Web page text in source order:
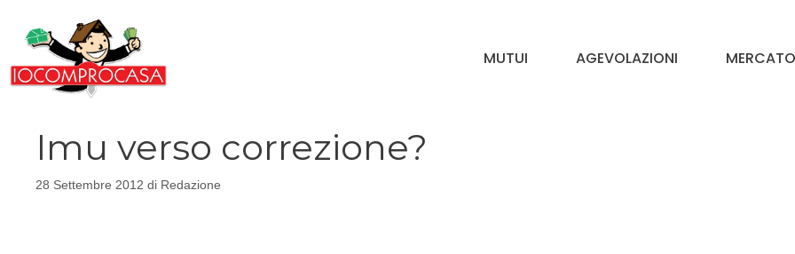
contenuto
MUTUI AGEVOLAZIONI
Imu verso correzione?
28 Settembre 2012 di Redazione